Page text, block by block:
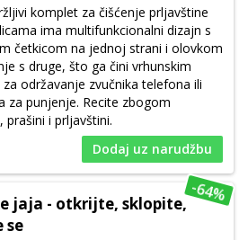
komplet za čišćenje prljavštine
ima multifunkcionalni dizajn s
četkicom na jednoj strani i olovkom
s druge, što ga čini vrhunskim
održavanje zvučnika telefona ili
za punjenje. Recite zbogom
prašini i prljavštini.
Dodaj uz narudžbu
jaja - otkrijte, sklopite,
se
-64%